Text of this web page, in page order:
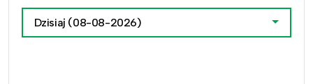
Dzisiaj (08-08-2026)